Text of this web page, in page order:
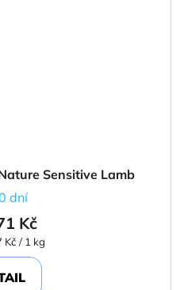
Sensitive Lamb
dní
Kč
Kč / 1 kg